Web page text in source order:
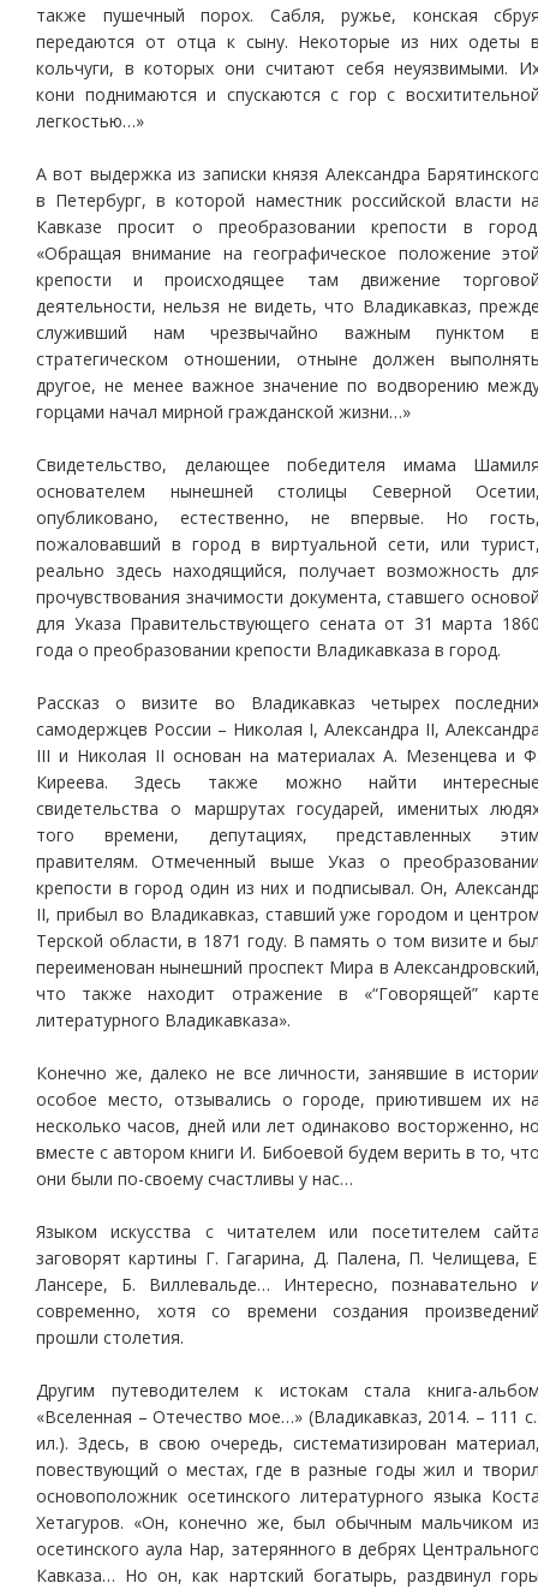
также пушечный порох. Сабля, ружье, конская
передаются от отца к сыну. Некоторые из них одеты
кольчуги, в которых они считают себя неуязвимыми.
кони поднимаются и спускаются с гор с
легкостью…»
А вот выдержка из записки князя Александра
в Петербург, в которой наместник российской власти
Кавказе просит о преобразовании крепости в
«Обращая внимание на географическое положение
крепости и происходящее там движение
деятельности, нельзя не видеть, что Владикавказ,
служивший нам чрезвычайно важным пунктом
стратегическом отношении, отныне должен
другое, не менее важное значение по водворению
горцами начал мирной гражданской жизни…»
Свидетельство, делающее победителя имама
основателем нынешней столицы Северной
опубликовано, естественно, не впервые. Но
пожаловавший в город в виртуальной сети, или
реально здесь находящийся, получает возможность
прочувствования значимости документа, ставшего
для Указа Правительствующего сената от 31 марта
года о преобразовании крепости Владикавказа в город.
Рассказ о визите во Владикавказ четырех
самодержцев России – Николая I, Александра II,
III и Николая II основан на материалах А. Мезенцева и
Киреева. Здесь также можно найти
свидетельства о маршрутах государей, именитых
того времени, депутациях, представленных
правителям. Отмеченный выше Указ о
крепости в город один из них и подписывал. Он,
II, прибыл во Владикавказ, ставший уже городом и
Терской области, в 1871 году. В память о том визите и
переименован нынешний проспект Мира в
что также находит отражение в «“Говорящей”
литературного Владикавказа».
Конечно же, далеко не все личности, занявшие в
особое место, отзывались о городе, приютившем их
несколько часов, дней или лет одинаково восторженно,
вместе с автором книги И. Бибоевой будем верить в то,
они были по-своему счастливы у нас…
Языком искусства с читателем или посетителем
заговорят картины Г. Гагарина, Д. Палена, П. Челищева,
Лансере, Б. Виллевальде… Интересно, познавательно
современно, хотя со времени создания
прошли столетия.
Другим путеводителем к истокам стала книга-
«Вселенная – Отечество мое…» (Владикавказ, 2014. – 111
ил.). Здесь, в свою очередь, систематизирован
повествующий о местах, где в разные годы жил и
основоположник осетинского литературного языка
Хетагуров. «Он, конечно же, был обычным мальчиком
осетинского аула Нар, затерянного в дебрях
Кавказа… Но он, как нартский богатырь, раздвинул